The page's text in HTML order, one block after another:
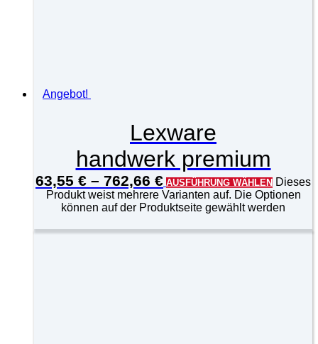
Angebot!
Lexware
handwerk premium
63,55 € – 762,66 € AUSFÜHRUNG WÄHLEN Dieses
Produkt weist mehrere Varianten auf. Die Optionen
können auf der Produktseite gewählt werden